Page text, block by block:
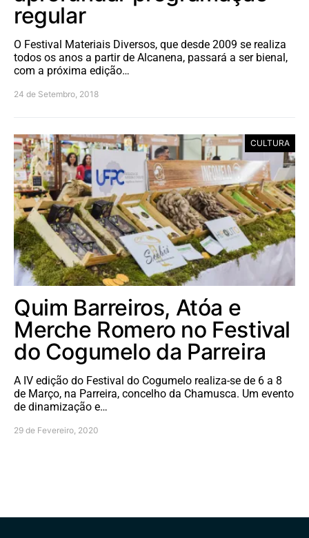
regular
O Festival Materiais Diversos, que desde 2009 se realiza
todos os anos a partir de Alcanena, passará a ser bienal,
com a próxima edição…
24 de Setembro, 2018
CULTURA
Quim Barreiros, Atóa e
Merche Romero no Festival
do Cogumelo da Parreira
A IV edição do Festival do Cogumelo realiza-se de 6 a 8
de Março, na Parreira, concelho da Chamusca. Um evento
de dinamização e…
29 de Fevereiro, 2020